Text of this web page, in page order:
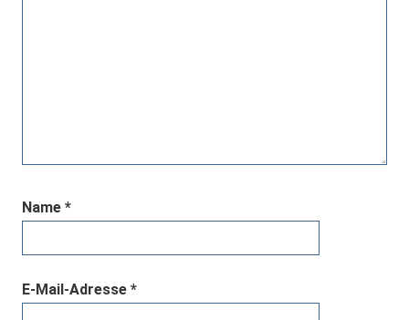
Name *
E-Mail-Adresse *